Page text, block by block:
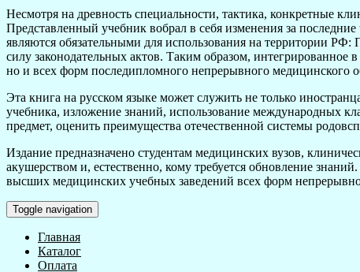
Несмотря на древность специальности, тактика, конкретные
Представленный учебник вобрал в себя изменения за
являются обязательными для использования на территории
силу законодательных актов. Таким образом, интегрированное
но и всех форм последипломного непрерывного медицинского
Эта книга на русском языке может служить не только
учебника, изложение знаний, использование международных
предмет, оценить преимущества отечественной системы
Издание предназначено студентам медицинских вузов,
акушерством и, естественно, кому требуется обновление
высших медицинских учебных заведений всех форм
Toggle navigation
Главная
Каталог
Оплата